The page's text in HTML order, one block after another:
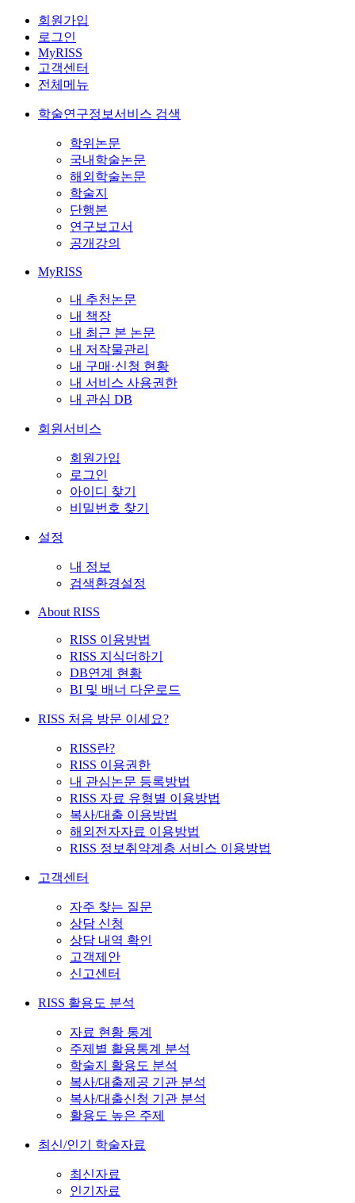
회원가입
로그인
MyRISS
고객센터
전체메뉴
학술연구정보서비스 검색
학위논문
국내학술논문
해외학술논문
학술지
단행본
연구보고서
공개강의
MyRISS
내 추천논문
내 책장
내 최근 본 논문
내 저작물관리
내 구매·신청 현황
내 서비스 사용권한
내 관심 DB
회원서비스
회원가입
로그인
아이디 찾기
비밀번호 찾기
설정
내 정보
검색환경설정
About RISS
RISS 이용방법
RISS 지식더하기
DB연계 현황
BI 및 배너 다운로드
RISS 처음 방문 이세요?
RISS란?
RISS 이용권한
내 관심논문 등록방법
RISS 자료 유형별 이용방법
복사/대출 이용방법
해외전자자료 이용방법
RISS 정보취약계층 서비스 이용방법
고객센터
자주 찾는 질문
상담 신청
상담 내역 확인
고객제안
신고센터
RISS 활용도 분석
자료 현황 통계
주제별 활용통계 분석
학술지 활용도 분석
복사/대출제공 기관 분석
복사/대출신청 기관 분석
활용도 높은 주제
최신/인기 학술자료
최신자료
인기자료